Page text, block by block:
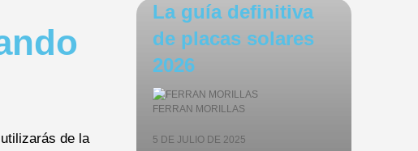
de la
La guía definitiva
de placas solares
2026
FERRAN MORILLAS
5 DE JULIO DE 2025